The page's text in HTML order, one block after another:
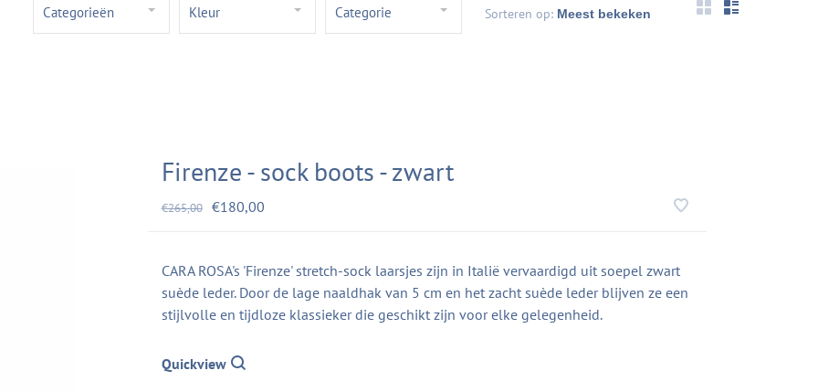
Categorieën Kleur Categorie Sorteren op:
Firenze - sock boots - zwart
€265,00 €180,00
CARA ROSA's 'Firenze' stretch-sock laarsjes zijn in Italië vervaardigd uit soepel zwart
suède leder. Door de lage naaldhak van 5 cm en het zacht suède leder blijven ze een
stijlvolle en tijdloze klassieker die geschikt zijn voor elke gelegenheid.
Quickview